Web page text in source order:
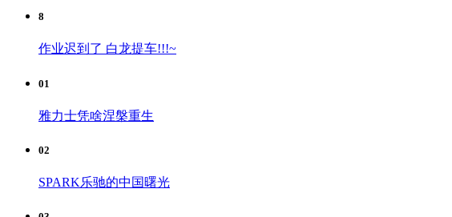
8
作业迟到了 白龙提车!!!~
01
雅力士凭啥涅槃重生
02
SPARK乐驰的中国曙光